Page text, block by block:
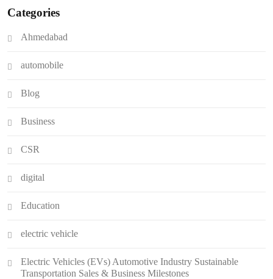
Categories
Ahmedabad
automobile
Blog
Business
CSR
digital
Education
electric vehicle
Electric Vehicles (EVs) Automotive Industry Sustainable
Transportation Sales & Business Milestones